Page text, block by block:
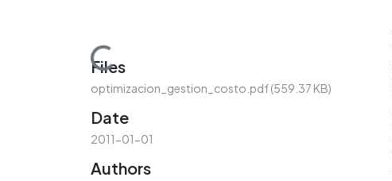
Loading...
Files
optimizacion_gestion_costo.pdf(559.37 KB)
Date
2011-01-01
Authors